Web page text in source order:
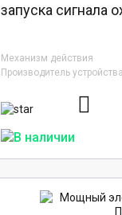
запуска сигнала
Механизм действия
Производитель устройства